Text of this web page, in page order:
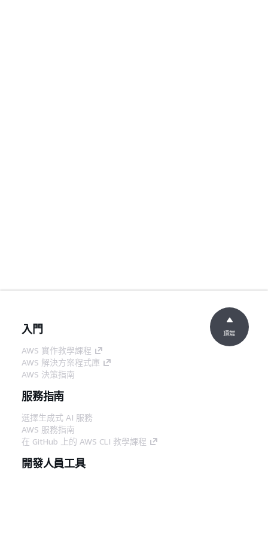
入門
AWS 實作教學課程
AWS 解決方案程式庫
AWS 決策指南
服務指南
選擇生成式 AI 服務
AWS 服務指南
在 GitHub 上的 AWS CLI 教學課程
開發人員工具
頂端